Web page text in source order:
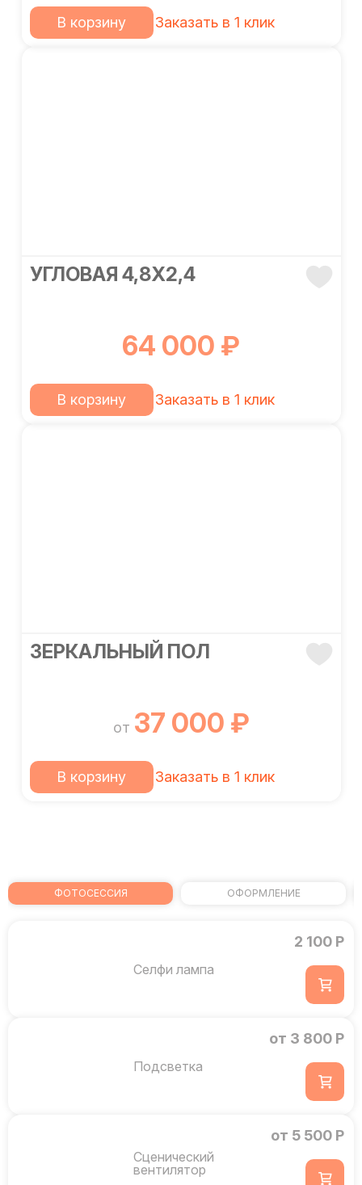
В корзину Заказать в 1 клик
УГЛОВАЯ 4,8Х2,4
64 000 ₽
В корзину Заказать в 1 клик
ЗЕРКАЛЬНЫЙ ПОЛ
от 37 000 ₽
В корзину Заказать в 1 клик
ФОТОСЕССИЯ ОФОРМЛЕНИЕ
Селфи лампа
2 100 Р
Подсветка
от 3 800 Р
Сценический
вентилятор
от 5 500 Р